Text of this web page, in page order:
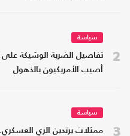
2
سياسة
تفاصيل الضربة الوشيكة على
أصيب الأمريكيون بالذهول
3
سياسة
ممثلات يرتدين الزي